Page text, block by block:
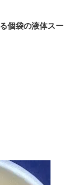
個袋の液体スー